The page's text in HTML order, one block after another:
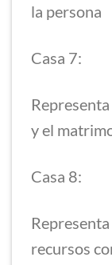
la persona
Casa 7:
y el
Casa 8:
recursos